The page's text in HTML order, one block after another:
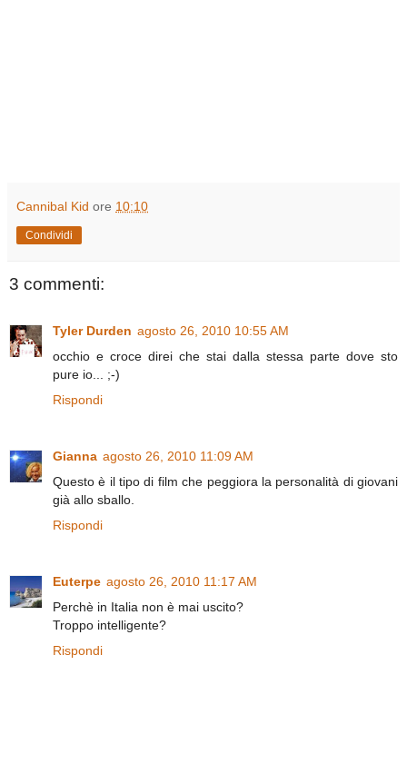
Cannibal Kid ore 10:10
Condividi
3 commenti:
Tyler Durden agosto 26, 2010 10:55 AM
occhio e croce direi che stai dalla stessa parte dove sto
pure io... ;-)
Rispondi
Gianna agosto 26, 2010 11:09 AM
Questo è il tipo di film che peggiora la personalità di giovani
già allo sballo.
Rispondi
Euterpe agosto 26, 2010 11:17 AM
Perchè in Italia non è mai uscito?
Troppo intelligente?
Rispondi